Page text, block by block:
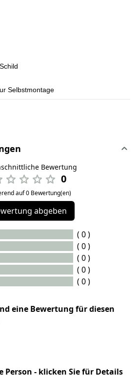
Selbstmontage
Bewertung
0
auf 0 Bewertung(en)
abgeben
( 0 )
( 0 )
( 0 )
( 0 )
( 0 )
eine Bewertung für diesen
Person - klicken Sie für Details